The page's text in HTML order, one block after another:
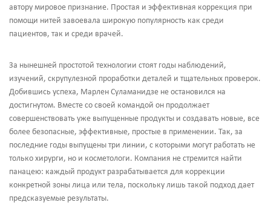
автору мировое признание. Простая и эффективная коррекция при
помощи нитей завоевала широкую популярность как среди
пациентов, так и среди врачей.
За нынешней простотой технологии стоят годы наблюдений,
изучений, скрупулезной проработки деталей и тщательных проверок.
Добившись успеха, Марлен Суламанидзе не остановился на
достигнутом. Вместе со своей командой он продолжает
совершенствовать уже выпущенные продукты и создавать новые, все
более безопасные, эффективные, простые в применении. Так, за
последние годы выпущены три линии, с которыми могут работать не
только хирурги, но и косметологи. Компания не стремится найти
панацею: каждый продукт разрабатывается для коррекции
конкретной зоны лица или тела, поскольку лишь такой подход дает
предсказуемые результаты.